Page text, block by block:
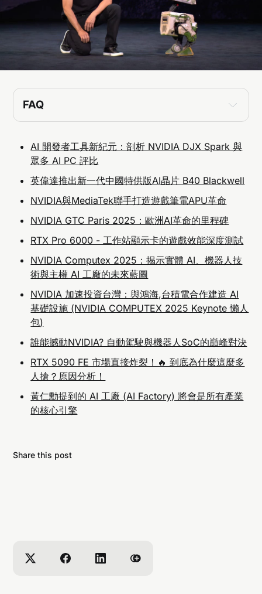
FAQ
NVIDIA 在 GTC Paris 2025 公布了哪些重大突
NVIDIA 在 GTC Paris 2025 中宣布了一系列技術
突破，包括新一代 AI 運算平台 Grace Blackwell
NVL72 系統，以及專為 AI 工廠設計的 GB200 系
統。同時還推出 CUDA-Q 混合量子運算平台，展
現 AI 計算與量子運算即將進入轉折點。
AI 工廠 (AI Factory) 是什麼？對未來有何影響？
在優化大規模 AI 計算能力。歐洲計畫於兩年內建
立 20-30 座 AI 工廠，運算能力預計增長十倍，這
將提升 AI 在製造、醫療、語言模型等領域的發
展。
NVIDIA 如何透過區域合作推動歐洲 AI 發展？
NVIDIA 與多國政府及企業合作，包括法國合作
18000 個 Grace Blackwell 系統，英國 14000 個
Blackwell GPU，與德國、義大利等多國推動主權
AI 的應用和落地。
NVIDIA 在 GTC 大會上公佈了哪些新產品？
NVIDIA 發布了史上最小的 AI 裝置 DGX Spark，
搭載 GB10 超級晶片，運算性能達 1 PetaFLOP，
和安全架構 Halos。
AI 開發者工具新紀元：剖析 NVIDIA DJX Spark 與
眾多 AI PC 評比
英偉達推出新一代中國特供版AI晶片 B40 Blackwell
NVIDIA與MediaTek聯手打造遊戲筆電APU革命
NVIDIA GTC Paris 2025：歐洲AI革命的里程碑
RTX Pro 6000 - 工作站顯示卡的遊戲效能深度測試
NVIDIA Computex 2025：揭示實體 AI、機器人技
術與主權 AI 工廠的未來藍圖
NVIDIA 加速投資台灣：與鴻海,台積電合作建造 AI
基礎設施 (NVIDIA COMPUTEX 2025 Keynote 懶人
包)
誰能撼動NVIDIA? 自動駕駛與機器人SoC的巔峰對決
RTX 5090 FE 市場直接炸裂！🔥 到底為什麼這麼多
人搶？原因分析！
黃仁勳提到的 AI 工廠 (AI Factory) 將會是所有產業
的核心引擎
Share this post